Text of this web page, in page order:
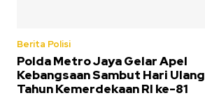
Berita Polisi
Polda Metro Jaya Gelar Apel
Kebangsaan Sambut Hari Ulang
Tahun Kemerdekaan RI ke-81